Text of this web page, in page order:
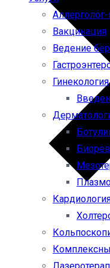
Вакцинация
Ведение
Гинекология